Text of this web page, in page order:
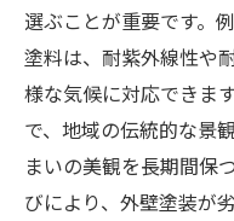
選ぶことが重要です。
塗料は、耐紫外線性や
様な気候に対応できま
で、地域の伝統的な景
まいの美観を長期間保
びにより、外壁塗装が